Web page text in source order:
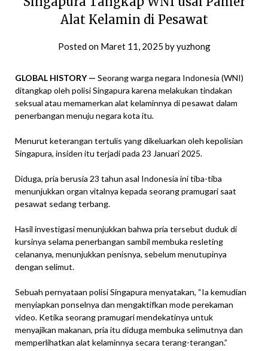
Alat Kelamin di Pesawat
Posted on Maret 11, 2025 byyuzhong
GLOBAL HISTORY — Seorang warga negara Indonesia (WNI)
ditangkap oleh polisi Singapura karena melakukan tindakan
seksual atau memamerkan alat kelaminnya di pesawat dalam
penerbangan menuju negara kota itu.
Menurut keterangan tertulis yang dikeluarkan oleh kepolisian
Singapura, insiden itu terjadi pada 23 Januari 2025.
Diduga, pria berusia 23 tahun asal Indonesia ini tiba-tiba
menunjukkan organ vitalnya kepada seorang pramugari saat
pesawat sedang terbang.
Hasil investigasi menunjukkan bahwa pria tersebut duduk di
kursinya selama penerbangan sambil membuka resleting
celananya, menunjukkan penisnya, sebelum menutupinya
dengan selimut.
Sebuah pernyataan polisi Singapura menyatakan, “Ia kemudian
menyiapkan ponselnya dan mengaktifkan mode perekaman
video. Ketika seorang pramugari mendekatinya untuk
menyajikan makanan, pria itu diduga membuka selimutnya dan
memperlihatkan alat kelaminnya secara terang-terangan.”